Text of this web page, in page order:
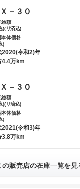
－３０
総額
)(リ済込)
本体価格
)
2020(令和2)年
4.4万km
－３０
総額
)(リ済込)
本体価格
)
2021(令和3)年
3.8万km
の販売店の在庫一覧を見